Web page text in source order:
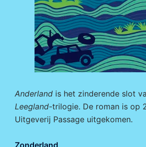
Anderland is het zinderende slot
Leegland-trilogie. De roman is op
Uitgeverij Passage uitgekomen.